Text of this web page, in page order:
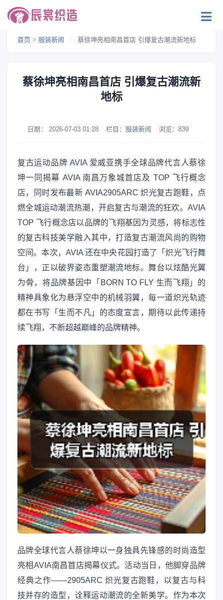
首页 > 服装新闻 > 蔡徐坤亮相南昌首店 引爆复古潮流新地标
蔡徐坤亮相南昌首店 引爆复古潮流新
地标
日期： 2026-07-03 01:28 栏目： 服装新闻 浏览： 839
复古运动品牌 AVIA 爱威亚携手全球品牌代言人蔡徐
坤一同揭幕 AVIA 南昌万象城首店及 TOP 飞行概念
店，同时发布最新 AVIA2905ARC 炽光复古跑鞋，点
燃全城运动潮流热潮，开启复古与潮流的狂欢。AVIA
TOP 飞行概念店以品牌的飞翔基因为灵感，将标志性
的复古科技美学融入其中，打造复古潮流风尚的购物
空间。本次，AVIA 还在中央花园打造了「炽光飞行舞
台」，正以破界姿态重塑潮流地标。舞台以炫酷光翼
为骨，将品牌基因中「BORN TO FLY 生而飞翔」的
精神具象化为悬浮空中的机械羽翼，每一道炽光轨迹
都在书写「生而不凡」的态度宣言，期待以此传递持
续飞翔，不断超越巅峰的品牌精神。
品牌全球代言人蔡徐坤以一身独具先锋感的时尚造型
亮相AVIA南昌首店揭幕仪式。活动当日，他脚穿品牌
经典之作——2905ARC 炽光复古跑鞋，以复古与科
技并存的造型，诠释运动潮流的全新美学。作为本次